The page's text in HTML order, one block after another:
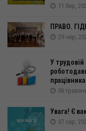
11 бер,
ПРАВО.
29 чер,
У
працівника
06
Увага! Є
07 сер,